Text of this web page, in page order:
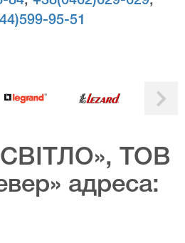
95-51
ТОВ
адреса: